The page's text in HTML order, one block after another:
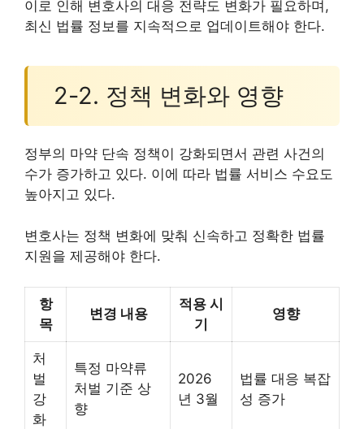
이로 인해 변호사의 대응 전략도 변화가 필요하며,
최신 법률 정보를 지속적으로 업데이트해야 한다.
2-2. 정책 변화와 영향
정부의 마약 단속 정책이 강화되면서 관련 사건의
수가 증가하고 있다. 이에 따라 법률 서비스 수요도
높아지고 있다.
변호사는 정책 변화에 맞춰 신속하고 정확한 법률
지원을 제공해야 한다.
항
목
변경 내용
적용 시
기
영향
처
벌
강
화
특정 마약류
처벌 기준 상
향
2026
년 3월
법률 대응 복잡
성 증가